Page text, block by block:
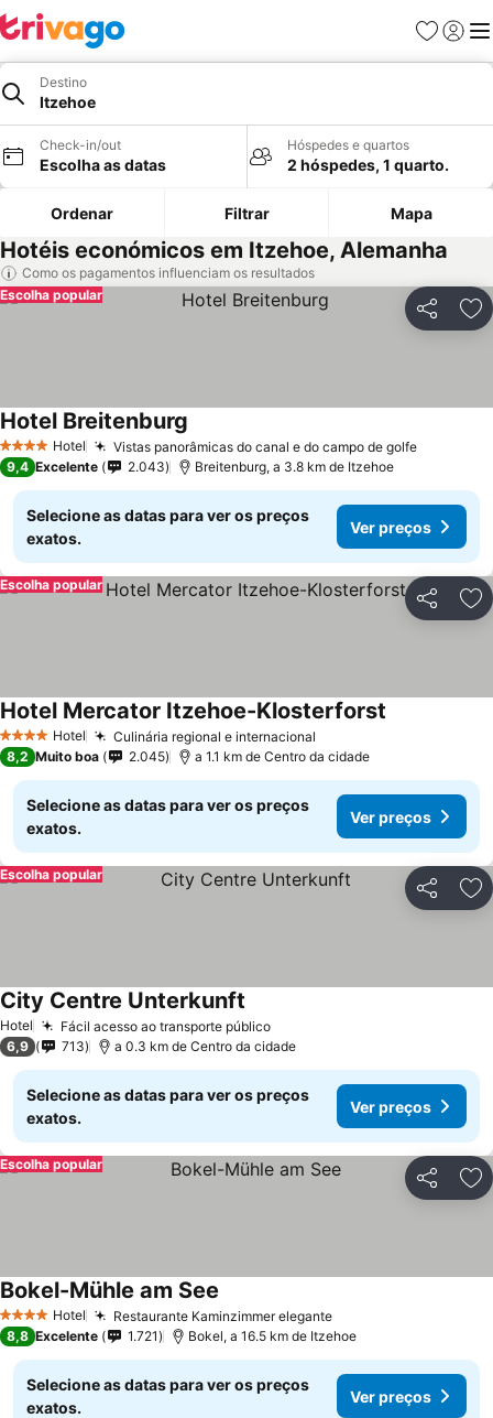
Favoritos
Iniciar
Destino
Itzehoe
Check-in/out
Escolha as datas
Hóspedes e quartos
2 hóspedes, 1 quarto.
Ordenar Filtrar Mapa
Hotéis económicos em Itzehoe, Alemanha
Como os pagamentos influenciam os resultados
Partilhar
Escolha popular
4 EstrelasHotel Vistas panorâmicas do canal e do campo de golfe
Hotel Breitenburg
9,4 Excelente 2.043 Breitenburg, a 3.8 km de Itzehoe
Selecione as datas para ver os preços
exatos.
Ver preços
Partilhar
Escolha popular
4 EstrelasHotel Culinária regional e internacional
Hotel Mercator Itzehoe-Klosterforst
8,2 Muito boa 2.045 a 1.1 km de Centro da cidade
Selecione as datas para ver os preços
exatos.
Ver preços
Partilhar
Escolha popular
Hotel Fácil acesso ao transporte público
City Centre Unterkunft
6,9 713 a 0.3 km de Centro da cidade
Selecione as datas para ver os preços
exatos.
Ver preços
Partilhar
Escolha popular
4 EstrelasHotel Restaurante Kaminzimmer elegante
Bokel-Mühle am See
8,8 Excelente 1.721 Bokel, a 16.5 km de Itzehoe
Selecione as datas para ver os preços
exatos.
Ver preços